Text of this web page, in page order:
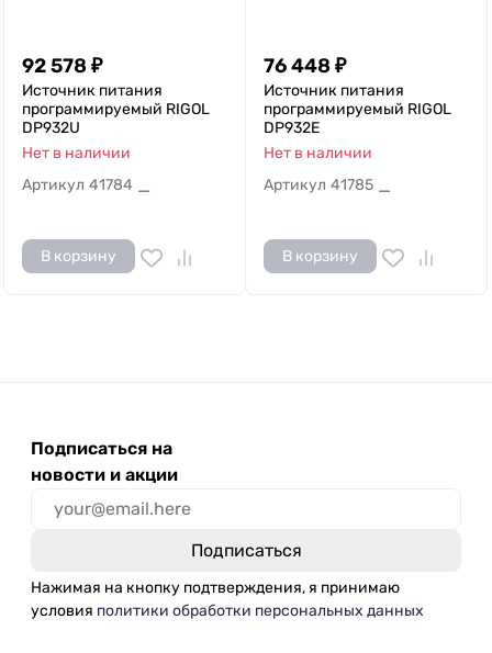
92 578 ₽
Источник питания
программируемый RIGOL
DP932U
Нет в наличии
Артикул 41784 —
В корзину
76 448 ₽
Источник питания
программируемый RIGOL
DP932E
Нет в наличии
Артикул 41785 —
В корзину
Подписаться на
новости и акции
Нажимая на кнопку подтверждения, я принимаю
условия политики обработки персональных данных